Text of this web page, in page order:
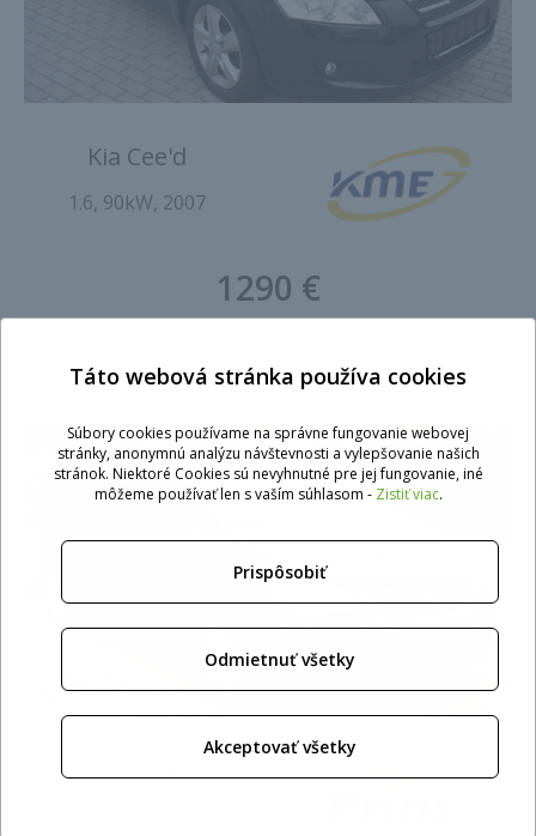
Kia Cee'd
1.6, 90kW, 2007
1290 €
Táto webová stránka používa cookies
Súbory cookies používame na správne fungovanie webovej
stránky, anonymnú analýzu návštevnosti a vylepšovanie našich
stránok. Niektoré Cookies sú nevyhnutné pre jej fungovanie, iné
môžeme používať len s vaším súhlasom - Zistiť viac.
Prispôsobiť
Odmietnuť všetky
Akceptovať všetky